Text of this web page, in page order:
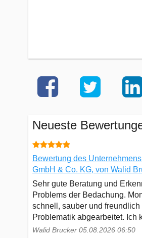
Neueste
Bewertung des
GmbH & Co. KG, von Walid
Sehr gute Beratung und
Problems der Bedachung.
schnell, sauber und freundlich
Problematik abgearbeitet. Ich
Walid Brucker 05.08.2026 06:50